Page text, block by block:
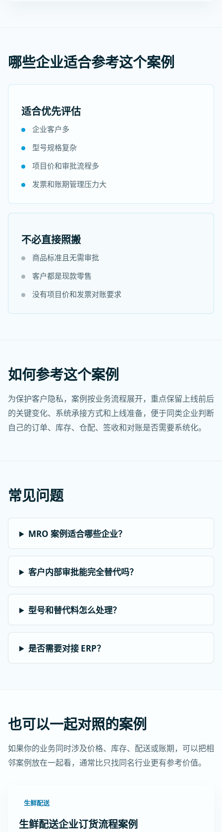
哪些企业适合参考这个案例
适合优先评估
企业客户多
型号规格复杂
项目价和审批流程多
发票和账期管理压力大
不必直接照搬
商品标准且无需审批
客户都是现款零售
没有项目价和发票对账要求
如何参考这个案例
为保护客户隐私，案例按业务流程展开，重点保留上线前后
的关键变化、系统承接方式和上线准备，便于同类企业判断
自己的订单、库存、仓配、签收和对账是否需要系统化。
常见问题
MRO 案例适合哪些企业？
客户内部审批能完全替代吗？
型号和替代料怎么处理？
是否需要对接 ERP？
也可以一起对照的案例
如果你的业务同时涉及价格、库存、配送或账期，可以把相
邻案例放在一起看，通常比只找同名行业更有参考价值。
生鲜配送
生鲜配送企业订货流程案例